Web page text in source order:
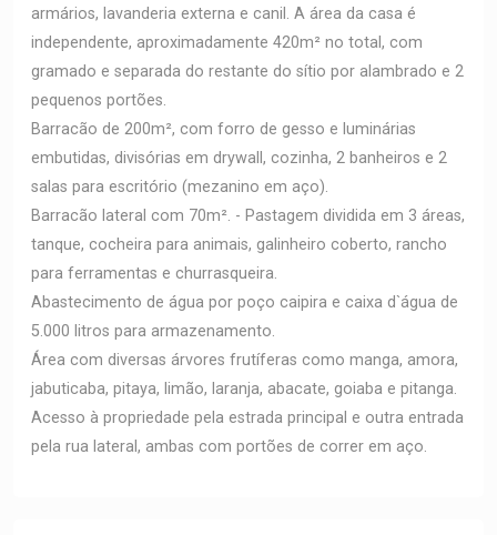
armários, lavanderia externa e canil. A área da casa é
independente, aproximadamente 420m² no total, com
gramado e separada do restante do sítio por alambrado e 2
pequenos portões.
Barracão de 200m², com forro de gesso e luminárias
embutidas, divisórias em drywall, cozinha, 2 banheiros e 2
salas para escritório (mezanino em aço).
Barracão lateral com 70m². - Pastagem dividida em 3 áreas,
tanque, cocheira para animais, galinheiro coberto, rancho
para ferramentas e churrasqueira.
Abastecimento de água por poço caipira e caixa d`água de
5.000 litros para armazenamento.
Área com diversas árvores frutíferas como manga, amora,
jabuticaba, pitaya, limão, laranja, abacate, goiaba e pitanga.
Acesso à propriedade pela estrada principal e outra entrada
pela rua lateral, ambas com portões de correr em aço.